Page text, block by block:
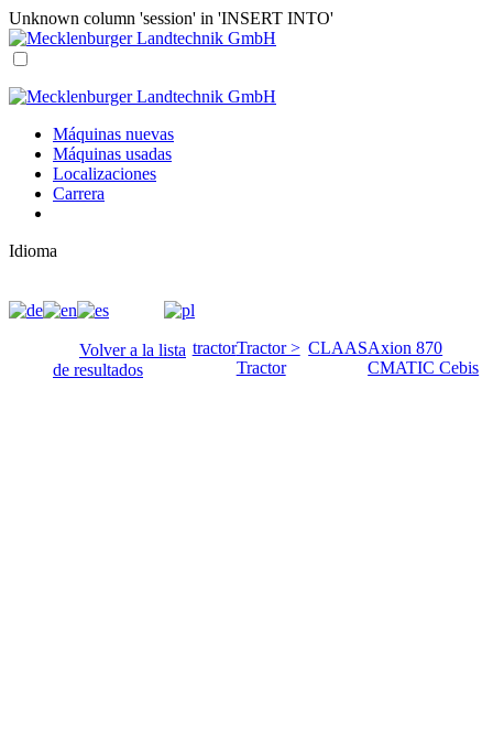
Unknown column 'session' in 'INSERT INTO'
Máquinas nuevas
Máquinas usadas
Localizaciones
Carrera
Idioma
Volver a la lista
de resultados
tractorTractor >
Tractor
CLAASAxion 870
CMATIC Cebis